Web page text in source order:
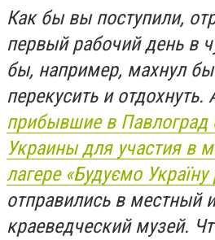
Как бы вы поступили,
первый рабочий день в
бы, например, махнул бы
перекусить и отдохнуть.
прибывшие в Павлоград
Украины для участия в
лагере «Будуємо
отправились в местный
краеведческий музей.